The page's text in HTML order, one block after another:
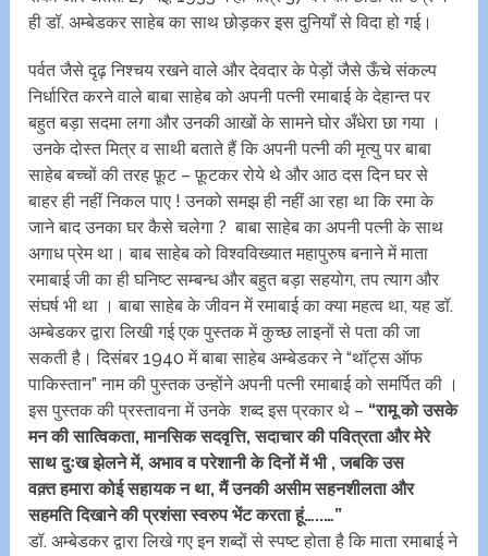
ही डॉ. अम्बेडकर साहेब का साथ छोड़कर इस दुनियाँ से विदा हो गई।
पर्वत जैसे दृढ़ निश्चय रखने वाले और देवदार के पेड़ों जैसे ऊँचे संकल्प
निर्धारित करने वाले बाबा साहेब को अपनी पत्नी रमाबाई के देहान्त पर
बहुत बड़ा सदमा लगा और उनकी आखों के सामने घोर अँधेरा छा गया ।
उनके दोस्त मित्र व साथी बताते हैं कि अपनी पत्नी की मृत्यु पर बाबा
साहेब बच्चों की तरह फ़ूट – फ़ूटकर रोये थे और आठ दस दिन घर से
बाहर ही नहीं निकल पाए ! उनको समझ ही नहीं आ रहा था कि रमा के
जाने बाद उनका घर कैसे चलेगा ? बाबा साहेब का अपनी पत्नी के साथ
अगाध प्रेम था। बाब साहेब को विश्वविख्यात महापुरुष बनाने में माता
रमाबाई जी का ही घनिष्ट सम्बन्ध और बहुत बड़ा सहयोग, तप त्याग और
संघर्ष भी था । बाबा साहेब के जीवन में रमाबाई का क्या महत्व था, यह डॉ.
अम्बेडकर द्वारा लिखी गई एक पुस्तक में कुच्छ लाइनों से पता की जा
सकती है। दिसंबर 1940 में बाबा साहेब अम्बेडकर ने “थॉट्स ऑफ
पाकिस्तान” नाम की पुस्तक उन्होंने अपनी पत्नी रमाबाई को समर्पित की ।
इस पुस्तक की प्रस्तावना में उनके शब्द इस प्रकार थे – “रामू को उसके
मन की सात्विकता, मानसिक सदवृत्ति, सदाचार की पवित्रता और मेरे
साथ दुःख झेलने में, अभाव व परेशानी के दिनों में भी , जबकि उस
वक़्त हमारा कोई सहायक न था, मैं उनकी असीम सहनशीलता और
सहमति दिखाने की प्रशंसा स्वरुप भेंट करता हूं…..…”
डॉ. अम्बेडकर द्वारा लिखे गए इन शब्दों से स्पष्ट होता है कि माता रमाबाई ने